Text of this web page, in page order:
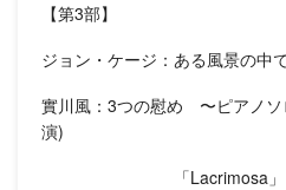
【第3部】
ジョン・ケージ：ある風景の中
實川風：3つの慰め 〜ピアノ
演)
「Lacrimosa」「